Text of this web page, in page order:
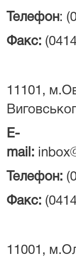
Телефон:
Факс:
11101,
E-
mail:
Телефон:
Факс:
11001,